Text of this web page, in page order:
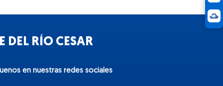
DEL RÍO CESAR
en nuestras redes sociales